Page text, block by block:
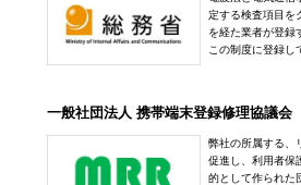
定する検査項目を
を経た業者が登録
この制度に登録し
一般社団法人 携帯端末登録修理協議会
弊社の所属する、
促進し、利用者保
的として作られた